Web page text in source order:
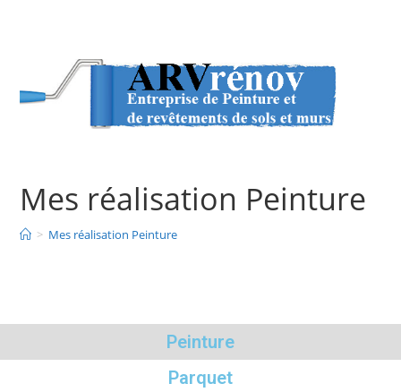
Mes réalisation Peinture
> Mes réalisation Peinture
Peinture
Parquet